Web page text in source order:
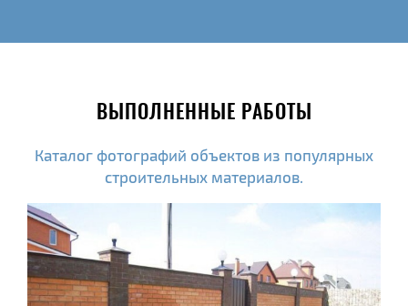
ВЫПОЛНЕННЫЕ РАБОТЫ
Каталог фотографий объектов из популярных
строительных материалов.